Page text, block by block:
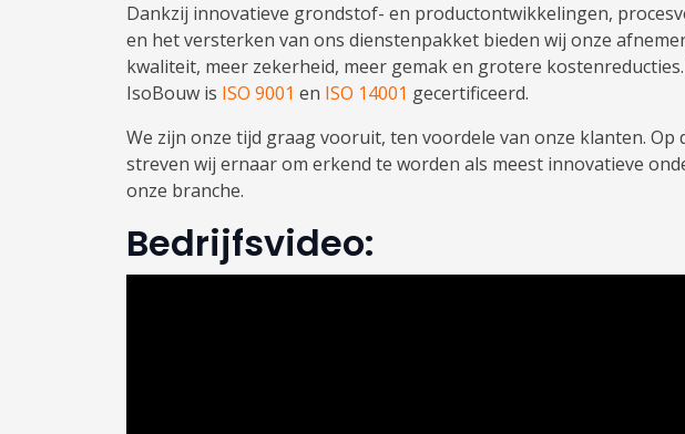
Dankzij innovatieve grondstof- en productontwikkelingen,
en het versterken van ons dienstenpakket bieden wij onze
kwaliteit, meer zekerheid, meer gemak en grotere kostenreducties.
IsoBouw is ISO 9001 en ISO 14001 gecertificeerd.
We zijn onze tijd graag vooruit, ten voordele van onze klanten. Op
streven wij ernaar om erkend te worden als meest innovatieve
onze branche.
Bedrijfsvideo: